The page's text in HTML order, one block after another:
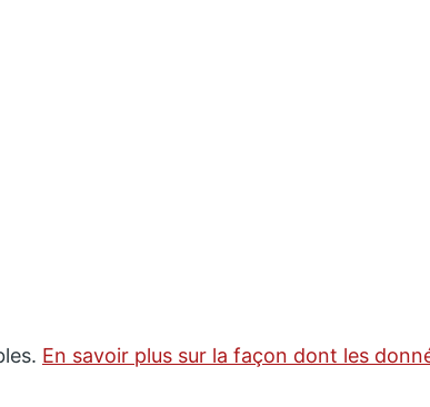
En savoir plus sur la façon dont les